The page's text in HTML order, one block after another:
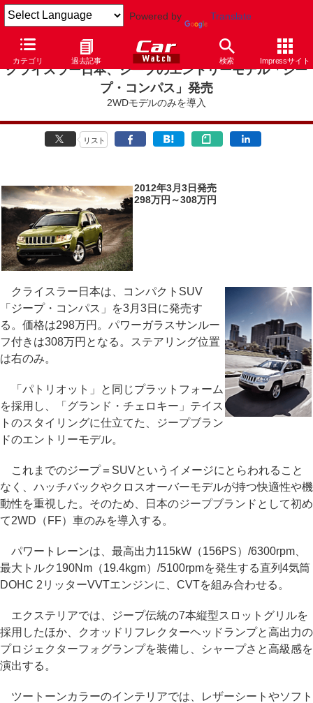
Powered by Translate
カテゴリ 過去記事 検索 Impressサイト
クライスラー日本、ジープのエントリーモデル「ジー
プ・コンパス」発売
2WDモデルのみを導入
リスト
2012年3月3日発売
298万円～308万円
クライスラー日本は、コンパクトSUV
「ジープ・コンパス」を3月3日に発売す
る。価格は298万円。パワーガラスサンルー
フ付きは308万円となる。ステアリング位置
は右のみ。
「パトリオット」と同じプラットフォーム
を採用し、「グランド・チェロキー」テイス
トのスタイリングに仕立てた、ジープブラン
ドのエントリーモデル。
これまでのジープ＝SUVというイメージにとらわれること
なく、ハッチバックやクロスオーバーモデルが持つ快適性や機
動性を重視した。そのため、日本のジープブランドとして初め
て2WD（FF）車のみを導入する。
パワートレーンは、最高出力115kW（156PS）/6300rpm、
最大トルク190Nm（19.4kgm）/5100rpmを発生する直列4気筒
DOHC 2リッターVVTエンジンに、CVTを組み合わせる。
エクステリアでは、ジープ伝統の7本縦型スロットグリルを
採用したほか、クオッドリフレクターヘッドランプと高出力の
プロジェクターフォグランプを装備し、シャープさと高級感を
演出する。
ツートーンカラーのインテリアでは、レザーシートやソフト